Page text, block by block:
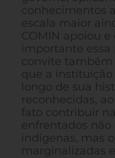
conhecimentos
escala maior
COMIN apoiou
importante essa
convite também
que a
longo de sua
reconhecidas,
fato contribuir
enfrentados não
indígenas, mas
marginalizadas